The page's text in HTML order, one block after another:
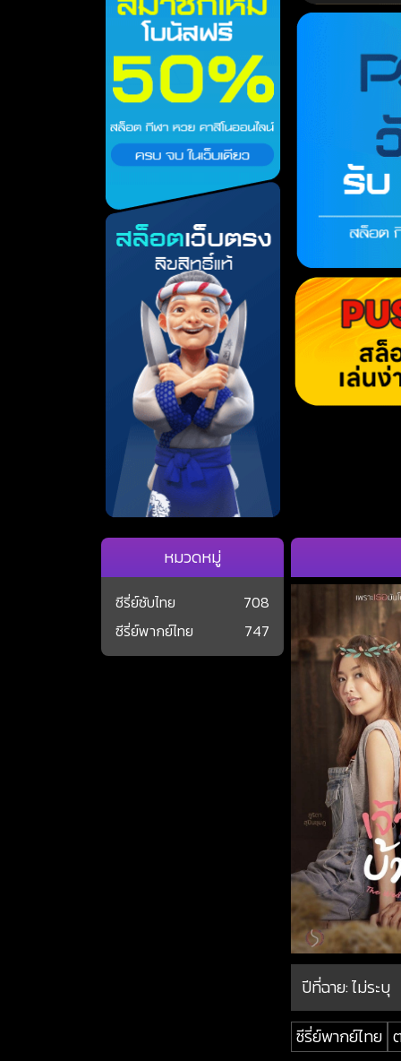
ปีที่ฉาย:ไม่ระบุ
ซีรี่ย์พากย์ไทย
หมวดหมู่
ซีรี่ย์ซับไทย
708
ซีรี่ย์พากย์ไทย
747